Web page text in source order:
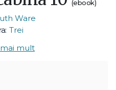
(ebook)
Ware
Trei
mult